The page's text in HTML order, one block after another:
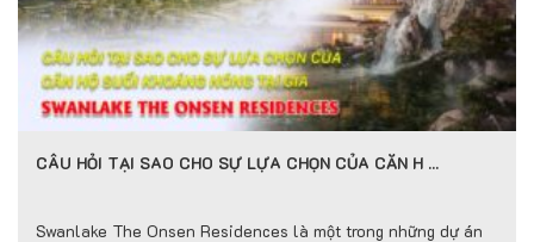
CÂU HỎI TẠI SAO CHO SỰ LỰA CHỌN CỦA CĂN H …
Swanlake The Onsen Residences là một trong những dự án